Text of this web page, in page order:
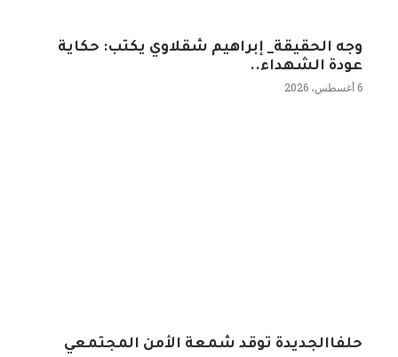
وجه الحقيقة_ إبراهيم شقلاوي يكتب: حكاية
عودة الشهداء..
6 أغسطس، 2026
حلفاالجديدة توقد شمعة الأمن المجتمعي